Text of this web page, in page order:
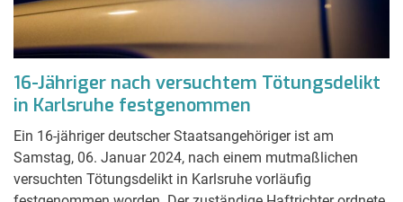
16-Jähriger nach versuchtem Tötungsdelikt
in Karlsruhe festgenommen
Ein 16-jähriger deutscher Staatsangehöriger ist am
Samstag, 06. Januar 2024, nach einem mutmaßlichen
versuchten Tötungsdelikt in Karlsruhe vorläufig